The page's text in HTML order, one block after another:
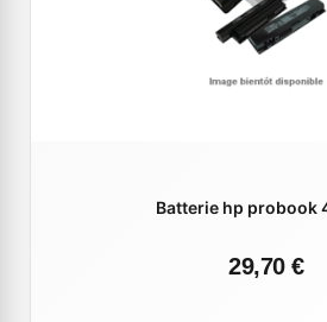
Batterie hp probook
29,70 €